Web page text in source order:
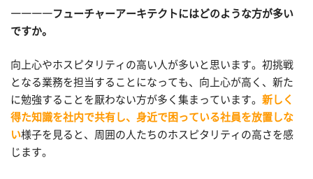
――――フューチャーアーキテクトにはどのような方が多い
ですか。
向上心やホスピタリティの高い人が多いと思います。初挑戦
となる業務を担当することになっても、向上心が高く、新た
に勉強することを厭わない方が多く集まっています。 新しく
得た知識を社内で共有し、身近で困っている社員を放置しな
い様子を見ると、周囲の人たちのホスピタリティの高さを感
じます。